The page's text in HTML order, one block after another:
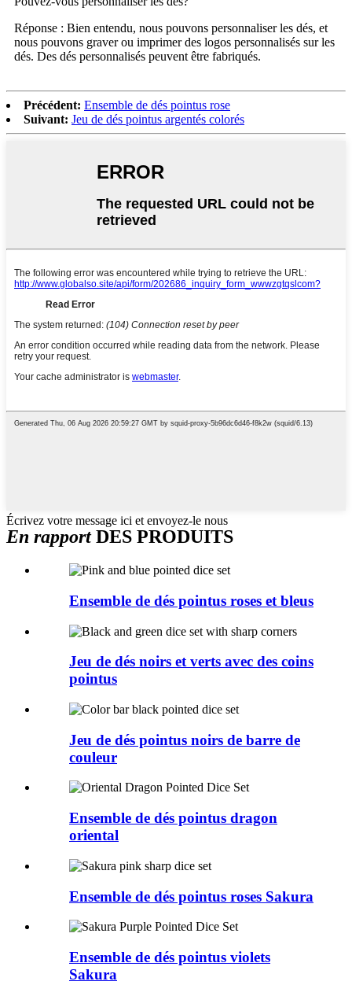
Réponse : Bien entendu, nous pouvons personnaliser les dés, et
nous pouvons graver ou imprimer des logos personnalisés sur les
dés. Des dés personnalisés peuvent être fabriqués.
Précédent: Ensemble de dés pointus rose
Suivant: Jeu de dés pointus argentés colorés
Écrivez votre message ici et envoyez-le nous
En rapportDES PRODUITS
Ensemble de dés pointus roses et bleus
Jeu de dés noirs et verts avec des coins
pointus
Jeu de dés pointus noirs de barre de
couleur
Ensemble de dés pointus dragon
oriental
Ensemble de dés pointus roses Sakura
Ensemble de dés pointus violets
Sakura